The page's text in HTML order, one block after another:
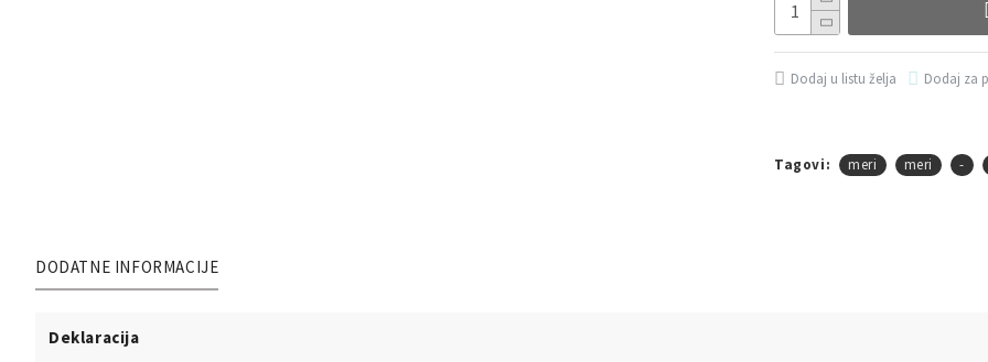
Dodaj u listu želja Dodaj za
Tagovi: meri meri -
DODATNE INFORMACIJE
Deklaracija